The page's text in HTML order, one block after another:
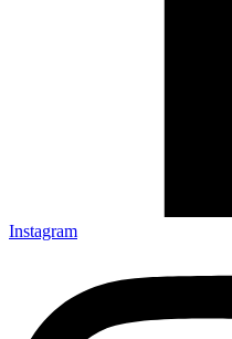
Instagram